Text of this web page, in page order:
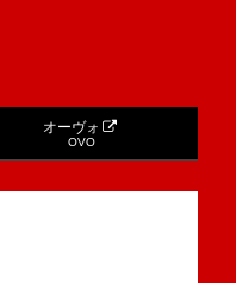
オーヴォ
OVO